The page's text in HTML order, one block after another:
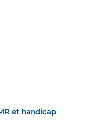
et handicap